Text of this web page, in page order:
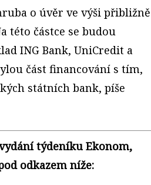
o úvěr ve výši přibližně
této částce se budou
ING Bank, UniCredit a
část financování s tím,
státních bank, píše
týdeníku Ekonom,
odkazem níže: